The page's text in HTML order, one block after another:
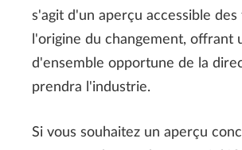
s'agit d'un aperçu accessible des
l'origine du changement, offrant
d'ensemble opportune de la
prendra l'industrie.
Si vous souhaitez un aperçu